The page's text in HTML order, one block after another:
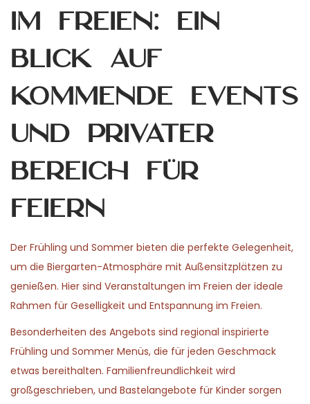
im Freien: Ein
Blick auf
kommende Events
und privater
Bereich für
Feiern
Der Frühling und Sommer bieten die perfekte Gelegenheit,
um die Biergarten-Atmosphäre mit Außensitzplätzen zu
genießen. Hier sind Veranstaltungen im Freien der ideale
Rahmen für Geselligkeit und Entspannung im Freien.
Besonderheiten des Angebots sind regional inspirierte
Frühling und Sommer Menüs, die für jeden Geschmack
etwas bereithalten. Familienfreundlichkeit wird
großgeschrieben, und Bastelangebote für Kinder sorgen